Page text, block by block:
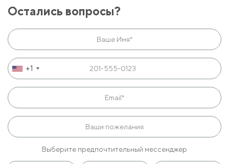
Остались вопросы?
+1
Выберите предпочтительный мессенджер